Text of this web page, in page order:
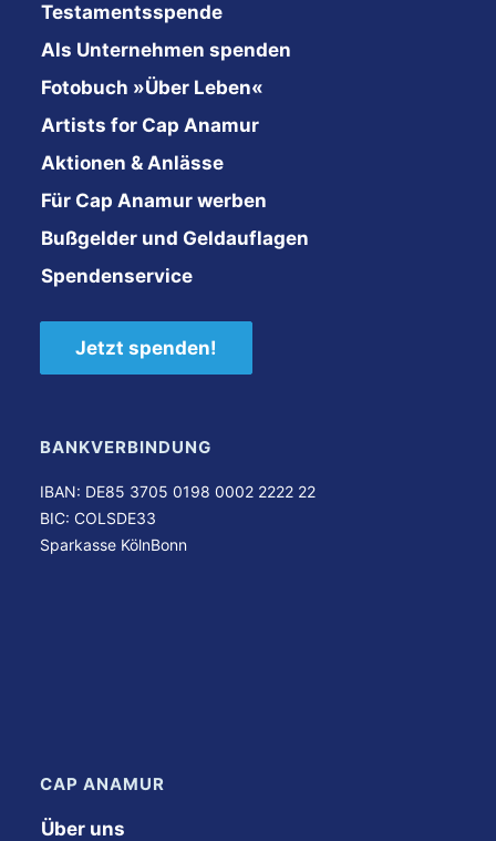
Testamentsspende
Als Unternehmen spenden
Fotobuch »Über Leben«
Artists for Cap Anamur
Aktionen & Anlässe
Für Cap Anamur werben
Bußgelder und Geldauflagen
Spendenservice
Jetzt spenden!
BANKVERBINDUNG
IBAN: DE85 3705 0198 0002 2222 22
BIC: COLSDE33
Sparkasse KölnBonn
CAP ANAMUR
Über uns